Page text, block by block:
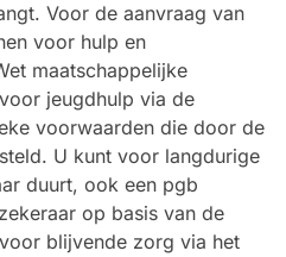
Voor de aanvraag van
voor hulp en
maatschappelijke
jeugdhulp via de
voorwaarden die door de
U kunt voor langdurige
duurt, ook een pgb
op basis van de
blijvende zorg via het